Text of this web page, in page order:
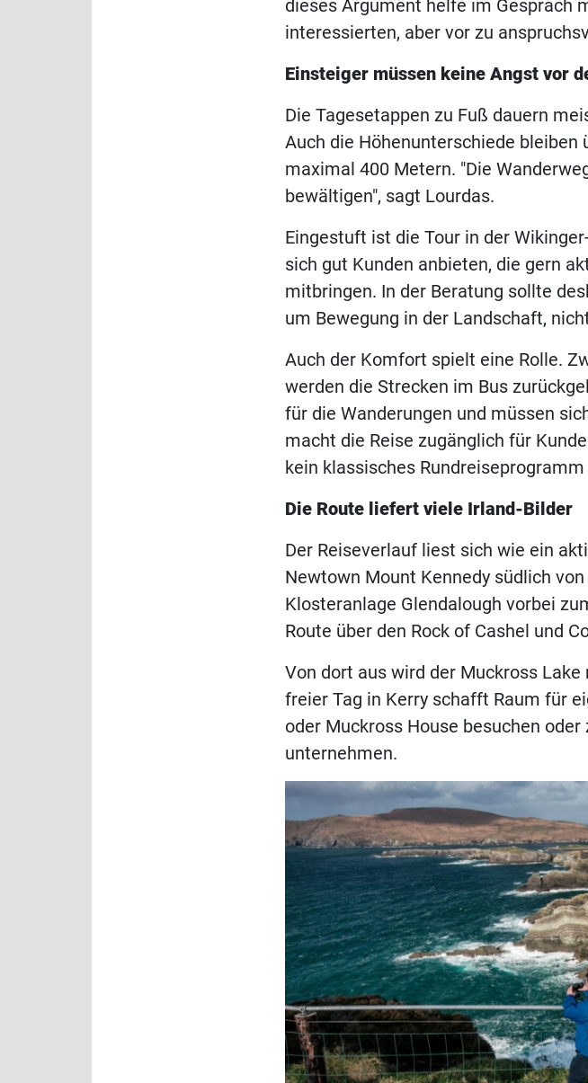
dieses Argument helfe im Gespräch
interessierten, aber vor zu
Einsteiger müssen keine Angst vor
Die Tagesetappen zu Fuß dauern
Auch die Höhenunterschiede bleiben
maximal 400 Metern. "Die
bewältigen", sagt Lourdas.
Eingestuft ist die Tour in der
sich gut Kunden anbieten, die gern
mitbringen. In der Beratung sollte
um Bewegung in der Landschaft,
Auch der Komfort spielt eine Rolle.
werden die Strecken im Bus
für die Wanderungen und müssen
macht die Reise zugänglich für
kein klassisches Rundreiseprogramm
Die Route liefert viele Irland-Bilder
Der Reiseverlauf liest sich wie ein
Newtown Mount Kennedy südlich
Klosteranlage Glendalough vorbei
Route über den Rock of Cashel und
Von dort aus wird der Muckross
freier Tag in Kerry schafft Raum für
oder Muckross House besuchen
unternehmen.